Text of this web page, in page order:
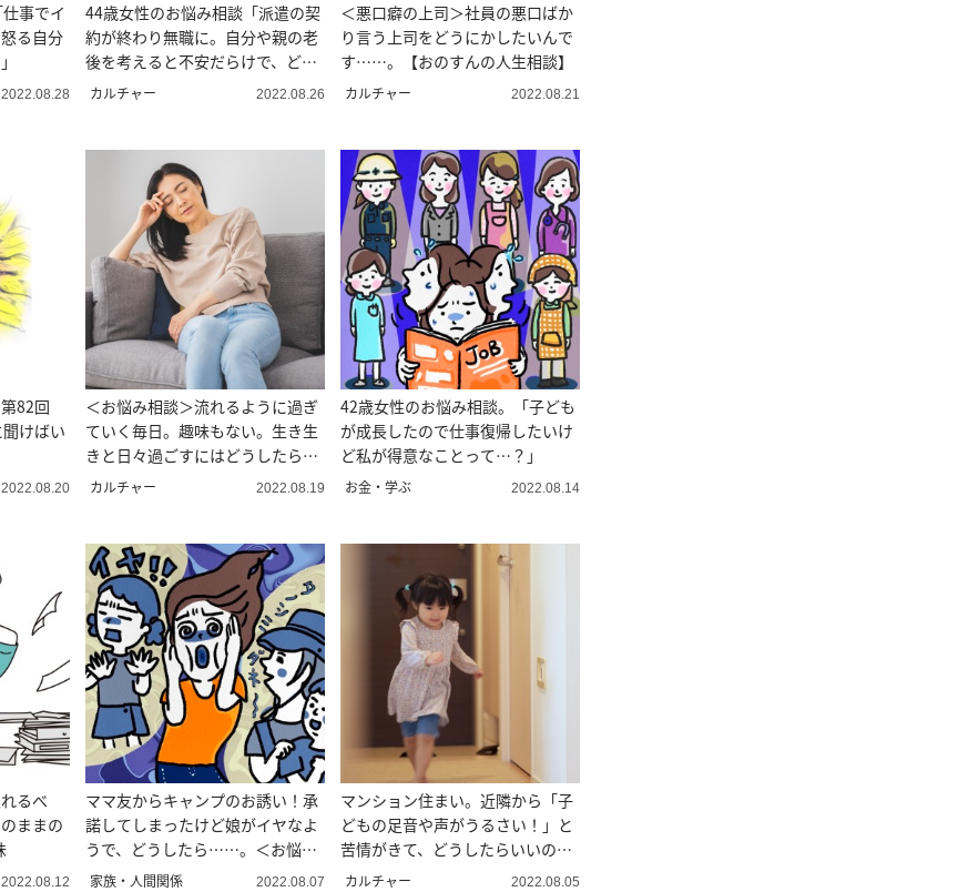
事でイ
る自分
2022.08.28
44歳女性のお悩み相談「派遣の契
約が終わり無職に。自分や親の老
後を考えると不安だらけで、どう
したら…」
カルチャー 2022.08.26
＜悪口癖の上司＞社員の悪口ばか
り言う上司をどうにかしたいんで
す……。【おのすんの人生相談】
カルチャー 2022.08.21
第82回
けばい
2022.08.20
＜お悩み相談＞流れるように過ぎ
ていく毎日。趣味もない。生き生
きと日々過ごすにはどうしたらい
いですか？
カルチャー 2022.08.19
42歳女性のお悩み相談。「子ども
が成長したので仕事復帰したいけ
ど私が得意なことって…？」
お金・学ぶ 2022.08.14
るべ
ままの
2022.08.12
ママ友からキャンプのお誘い！承
諾してしまったけど娘がイヤなよ
うで、どうしたら……。＜お悩み
相談＞
家族・人間関係 2022.08.07
マンション住まい。近隣から「子
どもの足音や声がうるさい！」と
苦情がきて、どうしたらいいの
か……。
カルチャー 2022.08.05